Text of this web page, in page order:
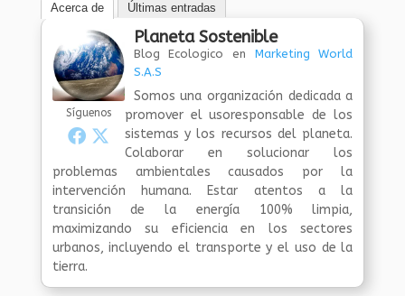
Acerca de Últimas entradas
Síguenos
Planeta Sostenible
Blog Ecologico en Marketing World
S.A.S
Somos una organización dedicada a
promover el usoresponsable de los
sistemas y los recursos del planeta.
Colaborar en solucionar los
problemas ambientales causados por la
intervención humana. Estar atentos a la
transición de la energía 100% limpia,
maximizando su eficiencia en los sectores
urbanos, incluyendo el transporte y el uso de la
tierra.